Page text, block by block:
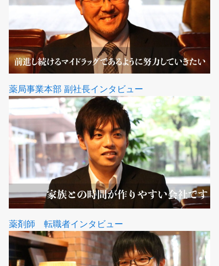
薬局事業本部 副社長インタビュー
薬剤師 転職者インタビュー